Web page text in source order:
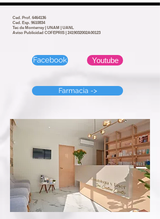
Facebook Youtube
Ced. Prof. 6464136
Ced. Esp. 9610834
Tec de Monterrey | UNAM | UANL
Aviso Publicidad COFEPRIS | 2419032002A00123
Farmacia ->